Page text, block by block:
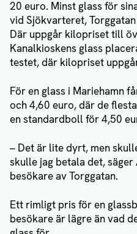
20 euro. Minst glass för
vid Sjökvarteret,
Där uppgår kilopriset till
Kanalkioskens glass
testet, där kilopriset
För en glass i Mariehamn
och 4,60 euro, där de
en standardboll för 4,50
– Det är lite dyrt, men
skulle jag betala det, säger
besökare av Torggatan.
Ett rimligt pris för en
besökare är lägre än vad